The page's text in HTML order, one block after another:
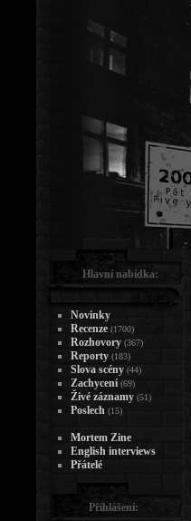
Hlavní nabídka:
Novinky
Recenze (1700)
Rozhovory (367)
Reporty (183)
Slova scény (44)
Zachycení (69)
Živé záznamy (51)
Poslech (15)
Mortem Zine
English interviews
Přátelé
Přihlášení: